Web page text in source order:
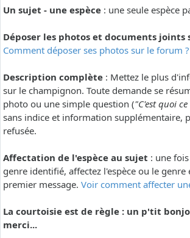
Un sujet - une espèce : une seule espèce
Déposer les photos et documents joints
Comment déposer ses photos sur le forum ?
Description complète : Mettez le plus
sur le champignon. Toute demande se
photo ou une simple question ("C'est quoi
sans indice et information supplémentaire,
refusée.
Affectation de l'espèce au sujet : une
genre identifié, affectez l'espèce ou le genre
premier message. Voir comment affecter
La courtoisie est de règle : un p'tit
merci...